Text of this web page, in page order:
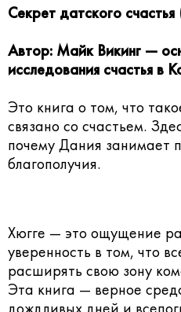
Секрет датского
Автор: Майк Викинг —
исследования счастья в
Это книга о том, что
связано со счастьем.
почему Дания занимает
благополучия.
Хюгге — это ощущение
уверенность в том, что
расширять свою зону
Эта книга — верное